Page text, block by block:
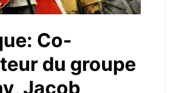
Co-
du groupe
Jacob